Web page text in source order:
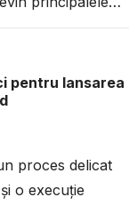
pentru lansarea
proces delicat
o execuție